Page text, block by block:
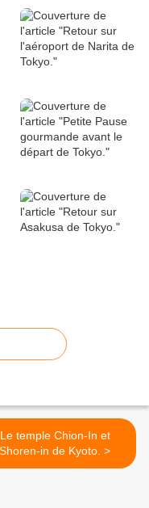
Le temple Chion-In et
Shoren-in de Kyoto. >